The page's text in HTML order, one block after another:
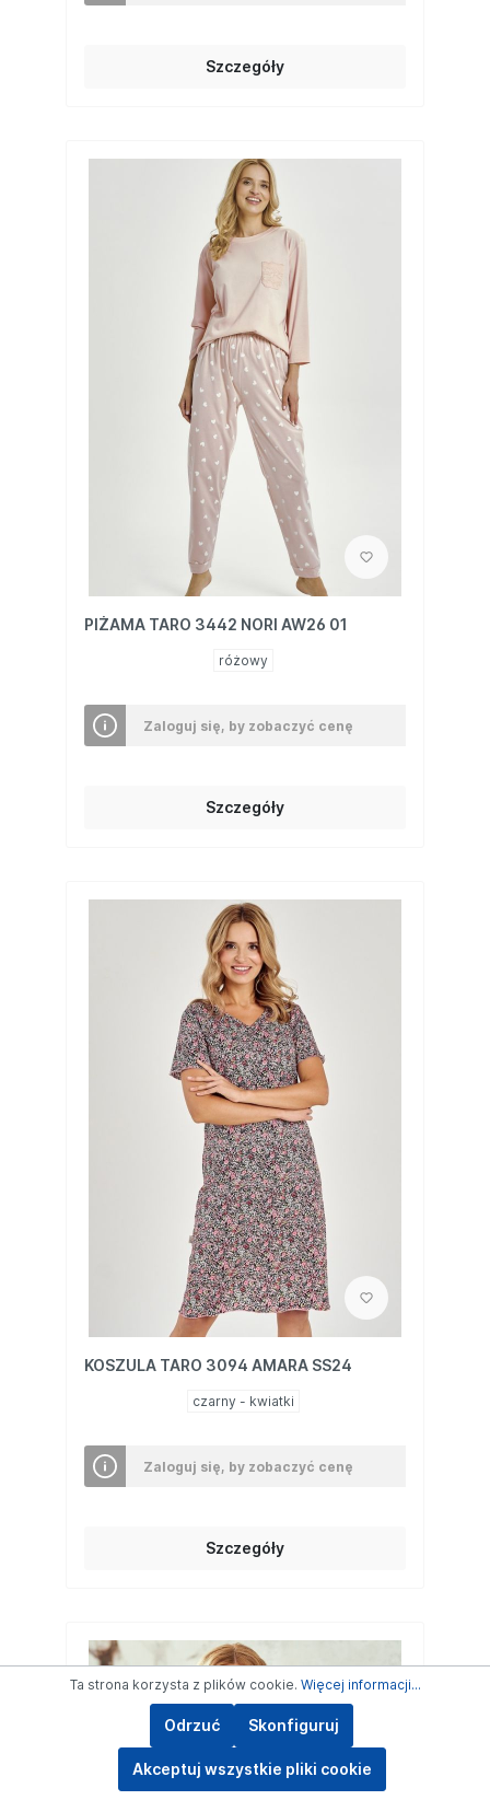
Szczegóły
PIŻAMA TARO 3442 NORI AW26 01
różowy
Zaloguj się, by zobaczyć cenę
Szczegóły
KOSZULA TARO 3094 AMARA SS24
czarny - kwiatki
Zaloguj się, by zobaczyć cenę
Szczegóły
Ta strona korzysta z plików cookie. Więcej informacji...
Odrzuć Skonfiguruj
Akceptuj wszystkie pliki cookie